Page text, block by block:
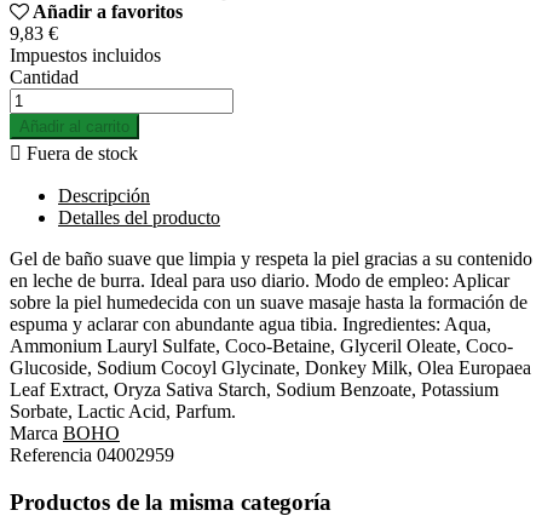
Añadir a favoritos
9,83 €
Impuestos incluidos
Cantidad
Añadir al carrito
 Fuera de stock
Descripción
Detalles del producto
Gel de baño suave que limpia y respeta la piel gracias a su contenido
en leche de burra. Ideal para uso diario. Modo de empleo: Aplicar
sobre la piel humedecida con un suave masaje hasta la formación de
espuma y aclarar con abundante agua tibia. Ingredientes: Aqua,
Ammonium Lauryl Sulfate, Coco-Betaine, Glyceril Oleate, Coco-
Glucoside, Sodium Cocoyl Glycinate, Donkey Milk, Olea Europaea
Leaf Extract, Oryza Sativa Starch, Sodium Benzoate, Potassium
Sorbate, Lactic Acid, Parfum.
Marca BOHO
Referencia 04002959
Productos de la misma categoría